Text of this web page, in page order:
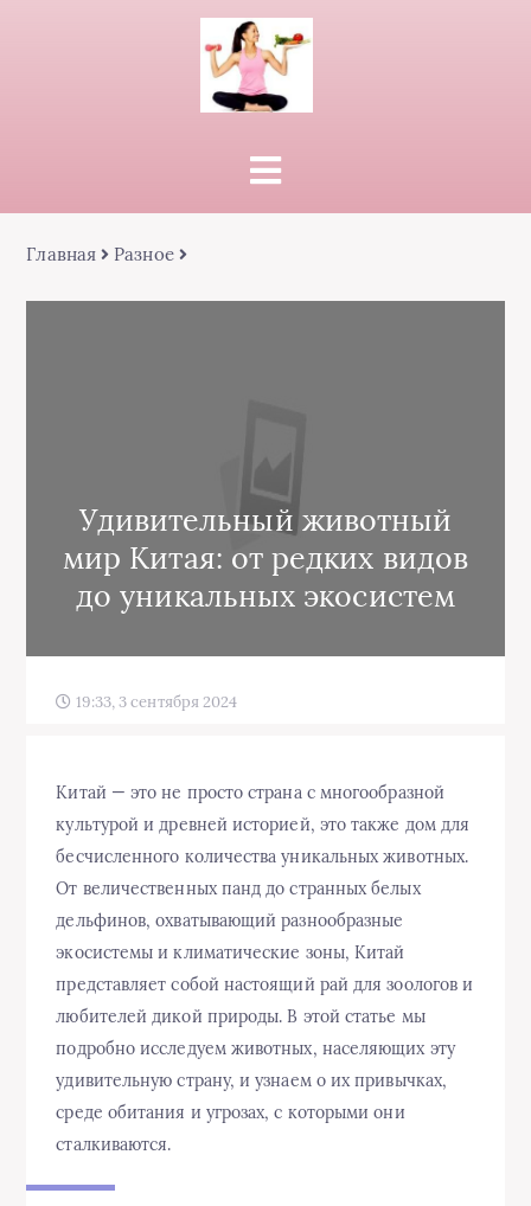
Главная Разное
Удивительный животный
мир Китая: от редких видов
до уникальных экосистем
19:33, 3 сентября 2024
Китай — это не просто страна с многообразной
культурой и древней историей, это также дом для
бесчисленного количества уникальных животных.
От величественных панд до странных белых
дельфинов, охватывающий разнообразные
экосистемы и климатические зоны, Китай
представляет собой настоящий рай для зоологов и
любителей дикой природы. В этой статье мы
подробно исследуем животных, населяющих эту
удивительную страну, и узнаем о их привычках,
среде обитания и угрозах, с которыми они
сталкиваются.